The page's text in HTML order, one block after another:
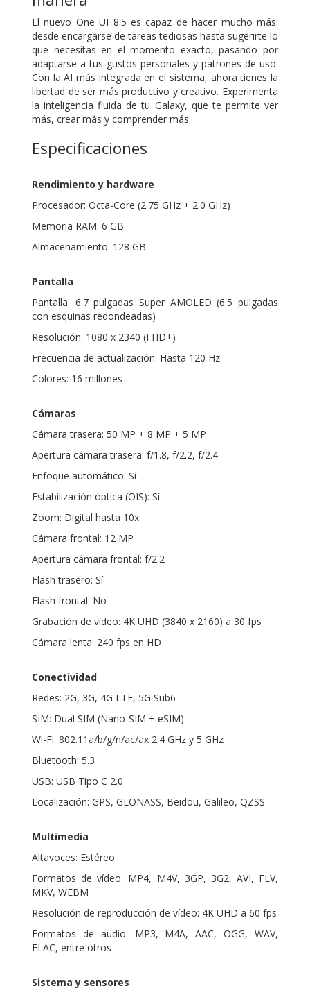
El nuevo One UI 8.5 es capaz de hacer mucho más:
desde encargarse de tareas tediosas hasta sugerirte lo
que necesitas en el momento exacto, pasando por
adaptarse a tus gustos personales y patrones de uso.
Con la AI más integrada en el sistema, ahora tienes la
libertad de ser más productivo y creativo. Experimenta
la inteligencia fluida de tu Galaxy, que te permite ver
más, crear más y comprender más.
Especificaciones
Rendimiento y hardware
Procesador: Octa-Core (2.75 GHz + 2.0 GHz)
Memoria RAM: 6 GB
Almacenamiento: 128 GB
Pantalla
Pantalla: 6.7 pulgadas Super AMOLED (6.5 pulgadas
con esquinas redondeadas)
Resolución: 1080 x 2340 (FHD+)
Frecuencia de actualización: Hasta 120 Hz
Colores: 16 millones
Cámaras
Cámara trasera: 50 MP + 8 MP + 5 MP
Apertura cámara trasera: f/1.8, f/2.2, f/2.4
Enfoque automático: Sí
Estabilización óptica (OIS): Sí
Zoom: Digital hasta 10x
Cámara frontal: 12 MP
Apertura cámara frontal: f/2.2
Flash trasero: Sí
Flash frontal: No
Grabación de vídeo: 4K UHD (3840 x 2160) a 30 fps
Cámara lenta: 240 fps en HD
Conectividad
Redes: 2G, 3G, 4G LTE, 5G Sub6
SIM: Dual SIM (Nano-SIM + eSIM)
Wi-Fi: 802.11a/b/g/n/ac/ax 2.4 GHz y 5 GHz
Bluetooth: 5.3
USB: USB Tipo C 2.0
Localización: GPS, GLONASS, Beidou, Galileo, QZSS
Multimedia
Altavoces: Estéreo
Formatos de vídeo: MP4, M4V, 3GP, 3G2, AVI, FLV,
MKV, WEBM
Resolución de reproducción de vídeo: 4K UHD a 60 fps
Formatos de audio: MP3, M4A, AAC, OGG, WAV,
FLAC, entre otros
Sistema y sensores